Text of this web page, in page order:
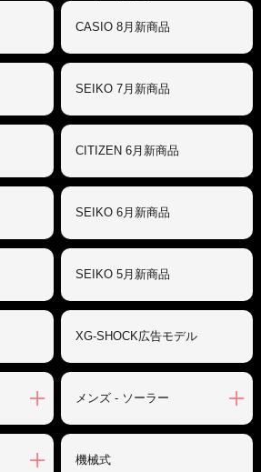
CASIO 8月新商品
SEIKO 7月新商品
CITIZEN 6月新商品
SEIKO 6月新商品
SEIKO 5月新商品
XG-SHOCK広告モデル
メンズ - ソーラー
機械式